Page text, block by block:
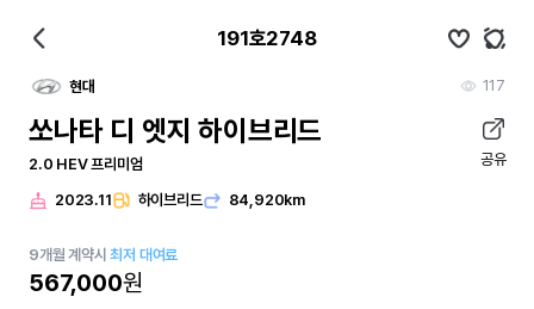
191호2748
현대 117
쏘나타 디 엣지 하이브리드
2.0 HEV 프리미엄 공유
2023.11 하이브리드 84,920km
9개월 계약시최저 대여료
567,000원